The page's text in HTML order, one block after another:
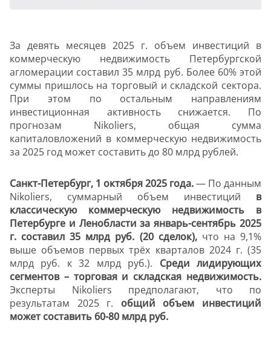
За девять месяцев 2025 г. объем инвестиций в
коммерческую недвижимость Петербургской
агломерации составил 35 млрд руб. Более 60% этой
суммы пришлось на торговый и складской сектора.
При этом по остальным направлениям
инвестиционная активность снижается. По
прогнозам Nikoliers, общая сумма
капиталовложений в коммерческую недвижимость
за 2025 год может составить до 80 млрд рублей.
Санкт-Петербург, 1 октября 2025 года.— По данным
Nikoliers, суммарный объем инвестиций в
классическую коммерческую недвижимость в
Петербурге и Ленобластиза январь-сентябрь 2025
г. составил 35 млрд руб. (20 сделок),что на 9,1%
выше объемов первых трёх кварталов 2024 г. (35
млрд руб. к 32 млрд руб.). Среди лидирующих
сегментов – торговая и складская недвижимость.
Эксперты Nikoliers предполагают, что по
результатам 2025 г. общий объем инвестиций
может составить 60-80 млрд руб.